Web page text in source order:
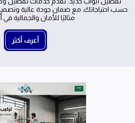
مثاليًا للأمان والجمالية
أعرف أكثر